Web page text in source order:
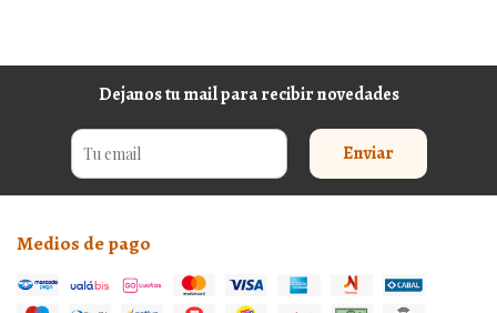
Dejanos tu mail para recibir novedades
Enviar
Medios de pago